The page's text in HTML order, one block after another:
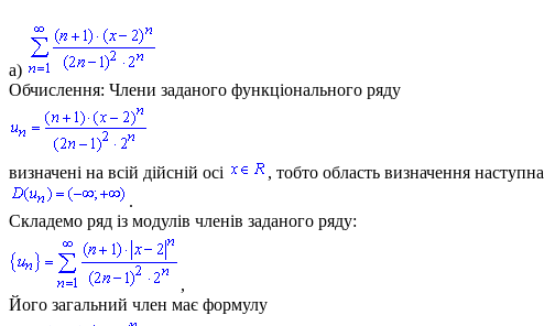
а)
Обчислення: Члени заданого функціонального ряду
визначені на всій дійсній осі
, тобто область визначення наступна
.
Складемо ряд із модулів членів заданого ряду:
,
Його загальний член має формулу